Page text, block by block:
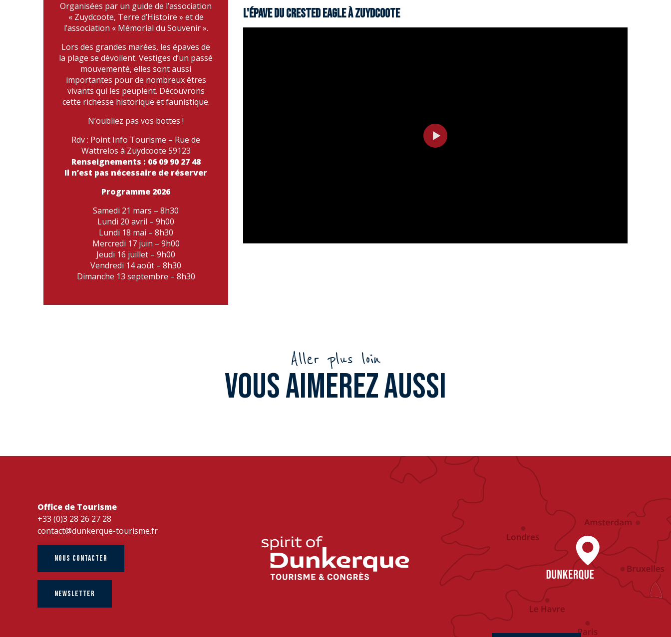
Organisées par un guide de l’association
« Zuydcoote, Terre d’Histoire » et de
l’association « Mémorial du Souvenir ».
Lors des grandes marées, les épaves de
la plage se dévoilent. Vestiges d’un passé
mouvementé, elles sont aussi
importantes pour de nombreux êtres
vivants qui les peuplent. Découvrons
cette richesse historique et faunistique.
N’oubliez pas vos bottes !
Rdv : Point Info Tourisme – Rue de
Wattrelos à Zuydcoote 59123
Renseignements : 06 09 90 27 48
Il n’est pas nécessaire de réserver
Programme 2026
Samedi 21 mars – 8h30
Lundi 20 avril – 9h00
Lundi 18 mai – 8h30
Mercredi 17 juin – 9h00
Jeudi 16 juillet – 9h00
Vendredi 14 août – 8h30
Dimanche 13 septembre – 8h30
L'épave du Crested Eagle à Zuydcoote
Aller plus loin
Vous aimerez aussi
Office de Tourisme
+33 (0)3 28 26 27 28
contact@dunkerque-tourisme.fr
NOUS CONTACTER
NEWSLETTER